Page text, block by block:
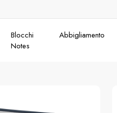
Blocchi
Notes
Abbigliamento